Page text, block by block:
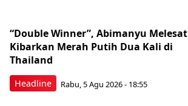
Headline
“Double Winner”, Abimanyu Melesat
Kibarkan Merah Putih Dua Kali di
Thailand
Rabu, 5 Agu 2026 - 18:55